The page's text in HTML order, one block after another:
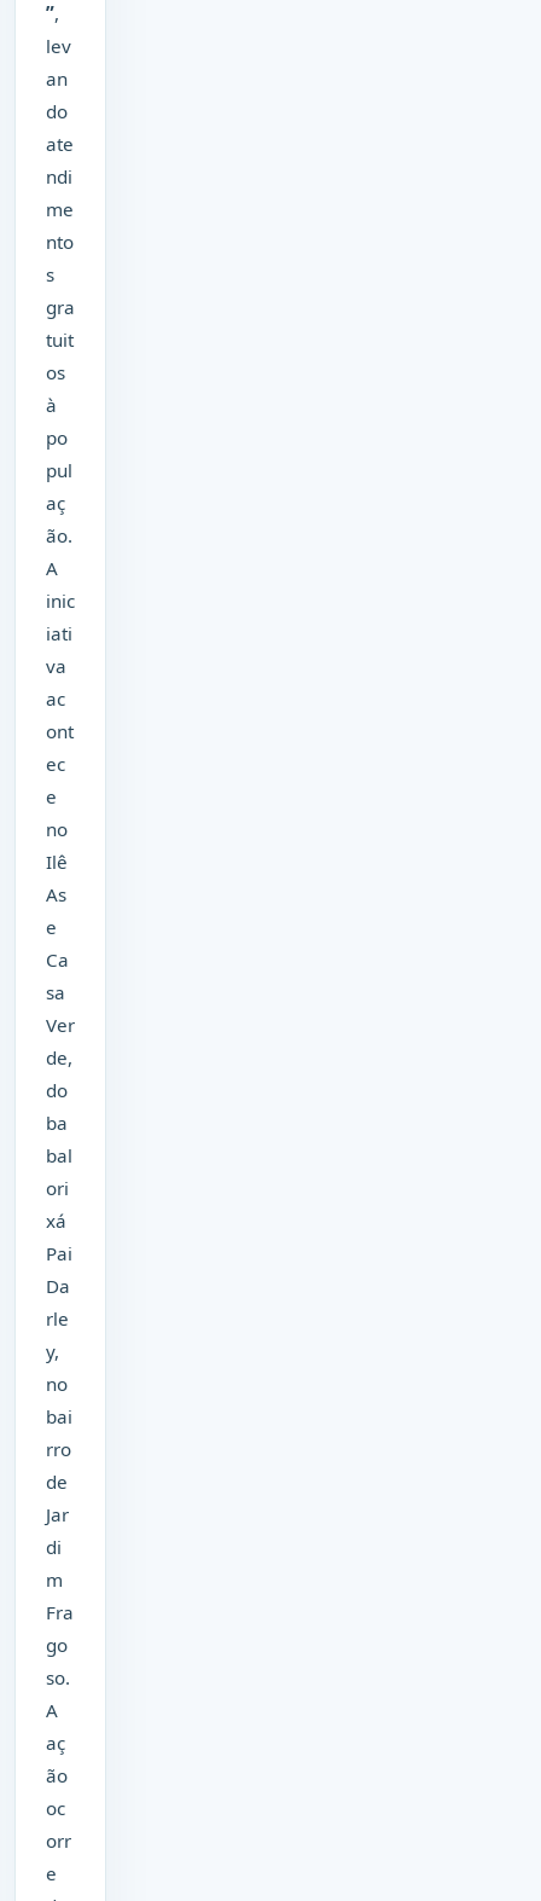
”,
lev
an
do
ate
ndi
me
nto
s
gra
tuit
os
à
po
pul
aç
ão.
A
inic
iati
va
ac
ont
ec
e
no
Ilê
As
e
Ca
sa
Ver
de,
do
ba
bal
ori
xá
Pai
Da
rle
y,
no
bai
rro
de
Jar
di
m
Fra
go
so.
A
aç
ão
oc
orr
e